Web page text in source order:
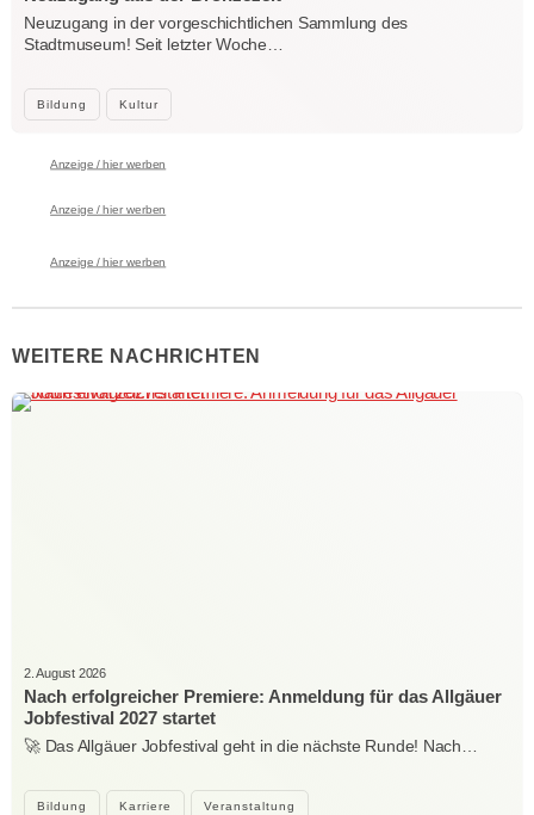
Bildung Kultur
Neuzugang in der vorgeschichtlichen Sammlung des
Stadtmuseum! Seit letzter Woche…
Anzeige / hier werben
Anzeige / hier werben
Anzeige / hier werben
WEITERE NACHRICHTEN
Bildung Karriere Veranstaltung
2. August 2026
Nach erfolgreicher Premiere: Anmeldung für das Allgäuer
Jobfestival 2027 startet
🚀 Das Allgäuer Jobfestival geht in die nächste Runde! Nach…